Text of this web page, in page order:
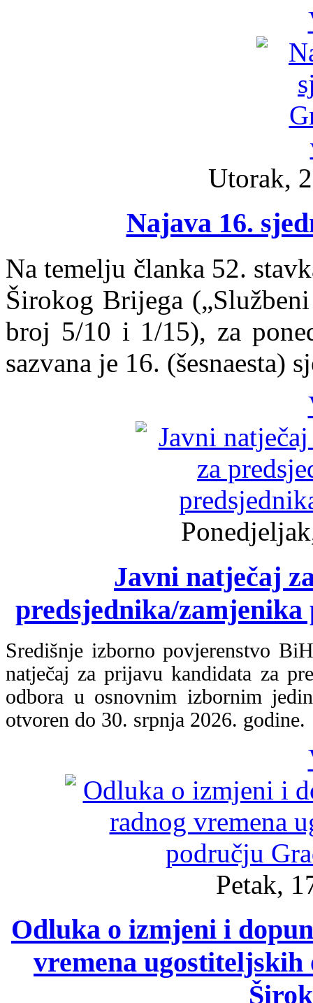
Utorak,
Najava 16.
Na temelju članka 52.
Širokog Brijega
broj 5/10 i 1/15), za
sazvana je 16. (šesnaesta)
Javni natječaj
predsjednika/
Središnje izborno povjerenstvo
natječaj za prijavu kandidata za
odbora u osnovnim izbornim
otvoren do 30. srpnja 2026. godine.
Petak,
Odluka o izmjeni i
vremena